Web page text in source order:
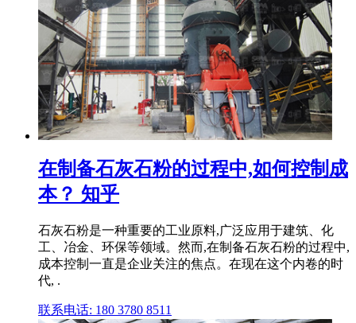
在制备石灰石粉的过程中,如何控制成
本？ 知乎
石灰石粉是一种重要的工业原料,广泛应用于建筑、化
工、冶金、环保等领域。然而,在制备石灰石粉的过程中,
成本控制一直是企业关注的焦点。在现在这个内卷的时
代, .
联系电话: 180 3780 8511